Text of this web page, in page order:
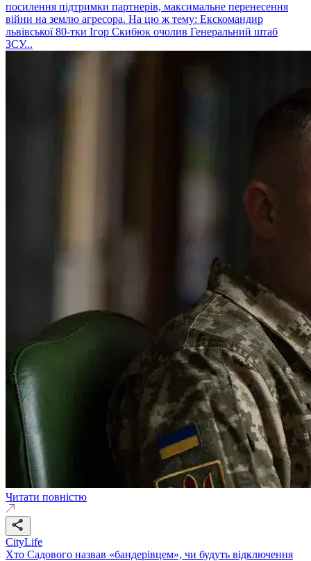
посилення підтримки партнерів, максимальне перенесення
війни на землю агресора. На цю ж тему: Екскомандир
львівської 80-тки Ігор Скибюк очолив Генеральний штаб
ЗСУ...
Читати повністю
CityLife
Хто Садового назвав «бандерівцем», чи будуть відключення